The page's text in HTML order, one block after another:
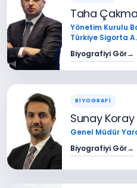
Taha
Yönetim Kurulu
Türkiye Sigorta
Biyografiyi Gör→
BİYOGRAFİ
Sunay
Genel Müdür
Biyografiyi Gör→